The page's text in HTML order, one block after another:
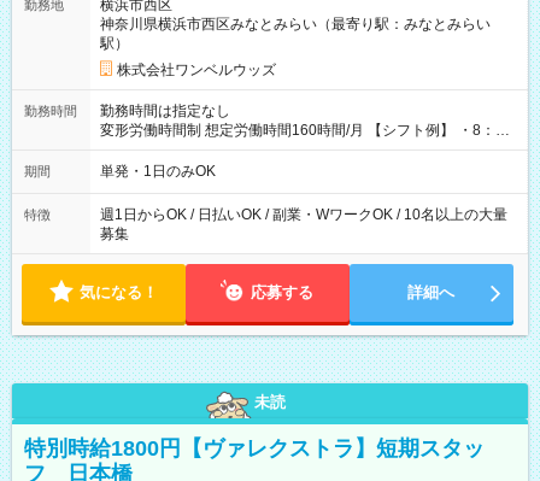
勤務地
横浜市西区
神奈川県横浜市西区みなとみらい（最寄り駅：みなとみらい
駅）
株式会社ワンベルウッズ
勤務時間
勤務時間は指定なし
変形労働時間制 想定労働時間160時間/月 【シフト例】 ・8：00
～21：00
期間 単発・1日のみOK
特徴
週1日からOK / 日払いOK / 副業・WワークOK / 10名以上の大量
募集
気になる！ 応募する 詳細へ
未読
特別時給1800円【ヴァレクストラ】短期スタッ
フ 日本橋